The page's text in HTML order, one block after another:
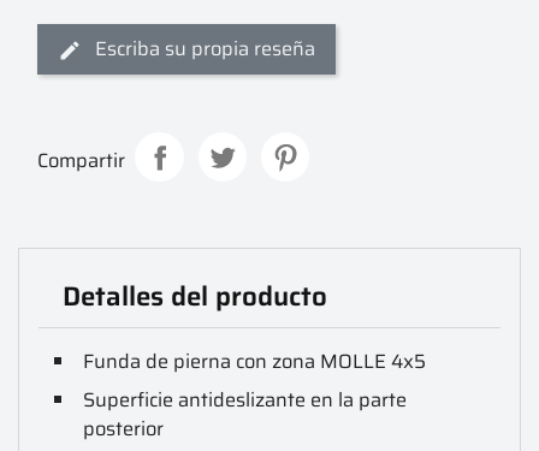
Escriba su propia reseña
Compartir
Detalles del producto
Funda de pierna con zona MOLLE 4x5
Superficie antideslizante en la parte
posterior